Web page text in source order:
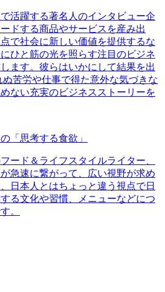
活躍する著名人のインタビュー企
ドする商品やサービスを産み出
で社会に新しい価値を提供するな
ひと筋の光を照らす注目のビジネ
ます。彼らはいかにして結果を出
ぬ苦労や仕事で得た意外な気づきな
ない充実のビジネスストーリーを
「思考する食欲」
ード＆ライフスタイルライター、
急速に繋がって、広い視野が求め
日本人とはちょっと違う視点で日
る文化や習慣、メニューなどにつ
。